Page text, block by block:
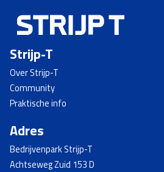
Strijp-T
Over Strijp-T
Community
Praktische info
Adres
Bedrijvenpark Strijp-T
Achtseweg Zuid 153 D